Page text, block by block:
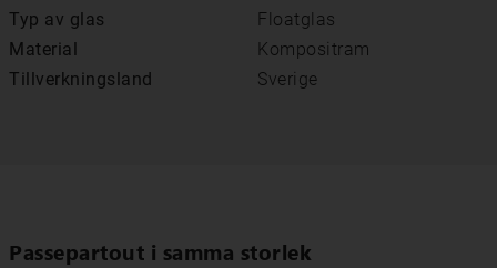
Typ av glas
Floatglas
Material
Kompositram
Tillverkningsland
Sverige
Passepartout i samma storlek